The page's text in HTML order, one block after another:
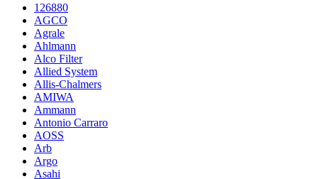
126880
AGCO
Agrale
Ahlmann
Alco Filter
Allied System
Allis-Chalmers
AMIWA
Ammann
Antonio Carraro
AOSS
Arb
Argo
Asahi